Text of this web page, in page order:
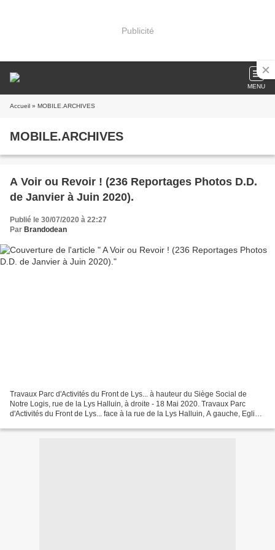
Publicité
MENU
Accueil » MOBILE.ARCHIVES
MOBILE.ARCHIVES
A Voir ou Revoir ! (236 Reportages Photos D.D.
de Janvier à Juin 2020).
Publié le 30/07/2020 à 22:27
Par Brandodean
Travaux Parc d'Activités du Front de Lys... à hauteur du Siège Social de
Notre Logis, rue de la Lys Halluin, à droite - 18 Mai 2020. Travaux Parc
d'Activités du Front de Lys... face à la rue de la Lys Halluin, A gauche, Eglise